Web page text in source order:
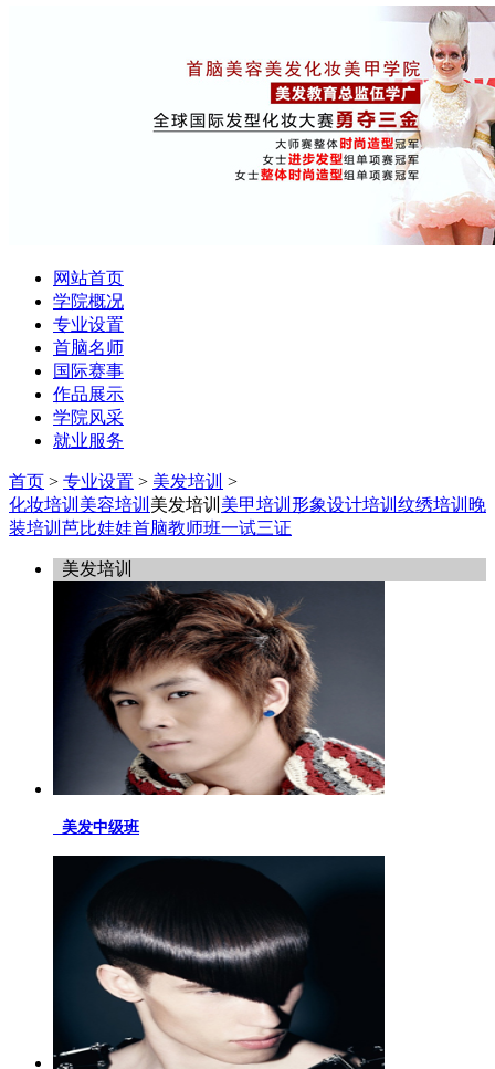
网站首页
学院概况
专业设置
首脑名师
国际赛事
作品展示
学院风采
就业服务
首页 > 专业设置 > 美发培训 >
化妆培训 美容培训 美发培训 美甲培训 形象设计培训 纹绣培训 晚
装培训 芭比娃娃首脑教师班一试三证
美发培训
美发中级班